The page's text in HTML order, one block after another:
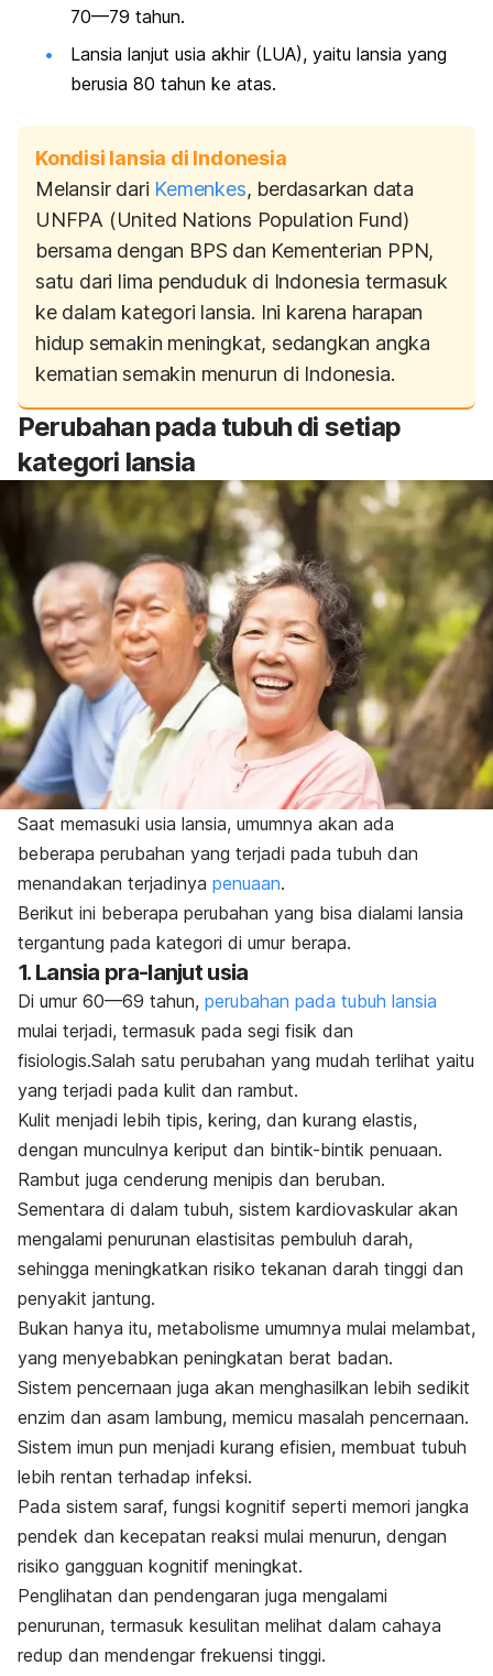
70—79 tahun.
Lansia lanjut usia akhir (LUA), yaitu lansia yang
berusia 80 tahun ke atas.
Kondisi lansia di Indonesia
Melansir dari Kemenkes, berdasarkan data
UNFPA (United Nations Population Fund)
bersama dengan BPS dan Kementerian PPN,
satu dari lima penduduk di Indonesia termasuk
ke dalam kategori lansia. Ini karena harapan
hidup semakin meningkat, sedangkan angka
kematian semakin menurun di Indonesia.
Perubahan pada tubuh di setiap
kategori lansia
Saat memasuki usia lansia, umumnya akan ada
beberapa perubahan yang terjadi pada tubuh dan
menandakan terjadinya penuaan.
Berikut ini beberapa perubahan yang bisa dialami lansia
tergantung pada kategori di umur berapa.
1. Lansia pra-lanjut usia
Di umur 60—69 tahun, perubahan pada tubuh lansia
mulai terjadi, termasuk pada segi fisik dan
fisiologis.Salah satu perubahan yang mudah terlihat yaitu
yang terjadi pada kulit dan rambut.
Kulit menjadi lebih tipis, kering, dan kurang elastis,
dengan munculnya keriput dan bintik-bintik penuaan.
Rambut juga cenderung menipis dan beruban.
Sementara di dalam tubuh, sistem kardiovaskular akan
mengalami penurunan elastisitas pembuluh darah,
sehingga meningkatkan risiko tekanan darah tinggi dan
penyakit jantung.
Bukan hanya itu, metabolisme umumnya mulai melambat,
yang menyebabkan peningkatan berat badan.
Sistem pencernaan juga akan menghasilkan lebih sedikit
enzim dan asam lambung, memicu masalah pencernaan.
Sistem imun pun menjadi kurang efisien, membuat tubuh
lebih rentan terhadap infeksi.
Pada sistem saraf, fungsi kognitif seperti memori jangka
pendek dan kecepatan reaksi mulai menurun, dengan
risiko gangguan kognitif meningkat.
Penglihatan dan pendengaran juga mengalami
penurunan, termasuk kesulitan melihat dalam cahaya
redup dan mendengar frekuensi tinggi.